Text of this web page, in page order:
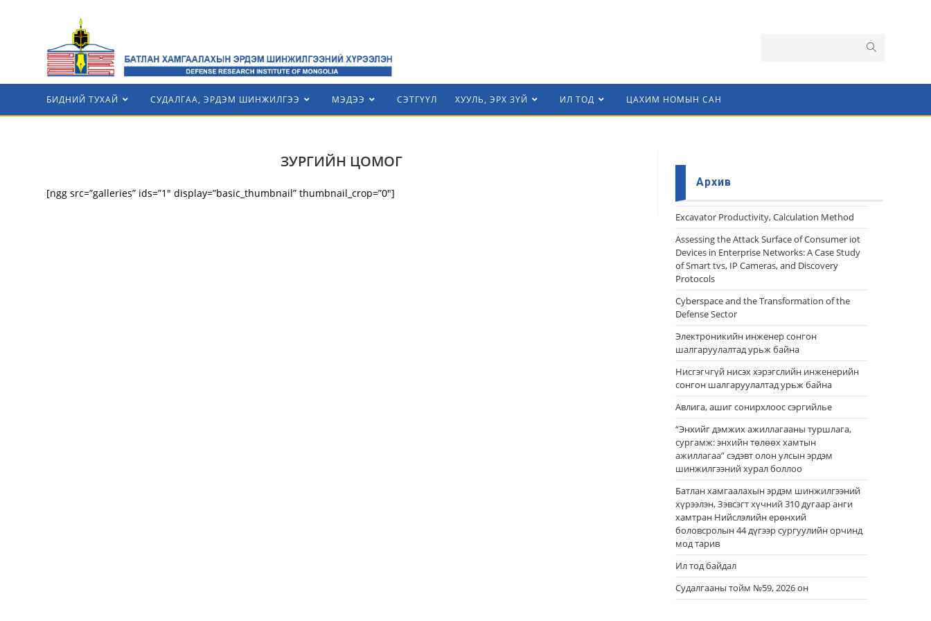
БИДНИЙ ТУХАЙ СУДАЛГАА, ЭРДЭМ ШИНЖИЛГЭЭ МЭДЭЭ СЭТГҮҮЛ ХУУЛЬ, ЭРХ ЗҮЙ ИЛ ТОД ЦАХИМ НОМЫН САН
ЗУРГИЙН ЦОМОГ
[ngg src=”galleries” ids=”1″ display=”basic_thumbnail” thumbnail_crop=”0″]
Архив
Еxcavator Productivity, Calculation Method
Assessing the Attack Surface of Consumer iot
Devices in Enterprise Networks: A Case Study
of Smart tvs, IP Cameras, and Discovery
Protocols
Cyberspace and the Transformation of the
Defense Sector
Электроникийн инженер сонгон
шалгаруулалтад урьж байна
Нисгэгчгүй нисэх хэрэгслийн инженерийн
сонгон шалгаруулалтад урьж байна
Авлига, ашиг сонирхлоос сэргийлье
“Энхийг дэмжих ажиллагааны туршлага,
сургамж: энхийн төлөөх хамтын
ажиллагаа” сэдэвт олон улсын эрдэм
шинжилгээний хурал боллоо
Батлан хамгаалахын эрдэм шинжилгээний
хүрээлэн, Зэвсэгт хүчний 310 дугаар анги
хамтран Нийслэлийн ерөнхий
боловсролын 44 дүгээр сургуулийн орчинд
мод тарив
Ил тод байдал
Судалгааны тойм №59, 2026 он